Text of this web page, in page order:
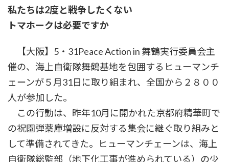
新
時
私たちは2度と戦争したくない
トマホークは必要ですか
【大阪】5・31Peace Action in 舞鶴実行委員会主
催の、海上自衛隊舞鶴基地を包囲するヒューマンチ
ェーンが５月31日に取り組まれ、全国から２８００
人が参加した。
この行動は、昨年10月に開かれた京都府精華町で
の祝園弾薬庫増設に反対する集会に継ぐ取り組みと
して準備されてきた。ヒューマンチェーンは、海上
自衛隊総監部（地下化工事が進められている）の少